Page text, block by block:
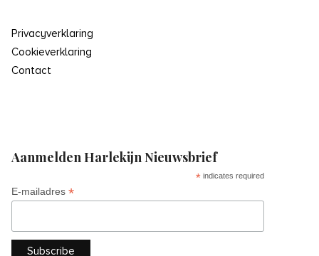
Privacyverklaring
Cookieverklaring
Contact
Aanmelden Harlekijn Nieuwsbrief
* indicates required
E-mailadres *